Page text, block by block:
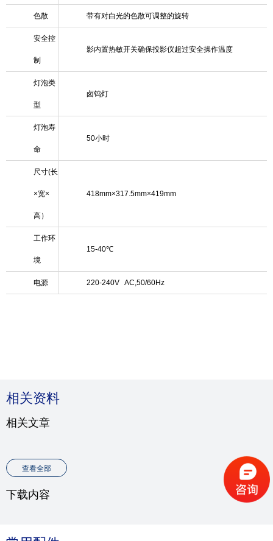
色散 带有对白光的色散可调整的旋转
安全控
制
影内置热敏开关确保投影仪超过安全操作温度
灯泡类
型
卤钨灯
灯泡寿
命
50小时
尺寸(长
×宽×
高）
418mm×317.5mm×419mm
工作环
境
15-40℃
电源 220-240V AC,50/60Hz
相关资料
相关文章
查看全部
下载内容